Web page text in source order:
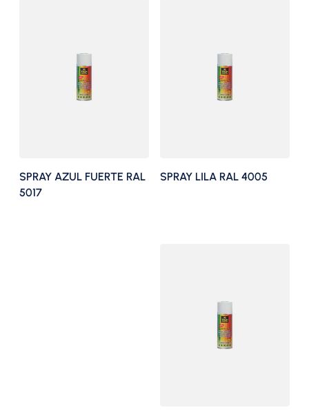
SPRAY AZUL FUERTE RAL
5017
SPRAY LILA RAL 4005